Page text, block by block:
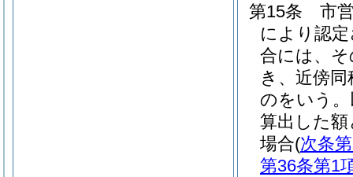
第15条
市
により認
合には、
き、近傍
のをいう
算出した
場合(次条
第36条第1